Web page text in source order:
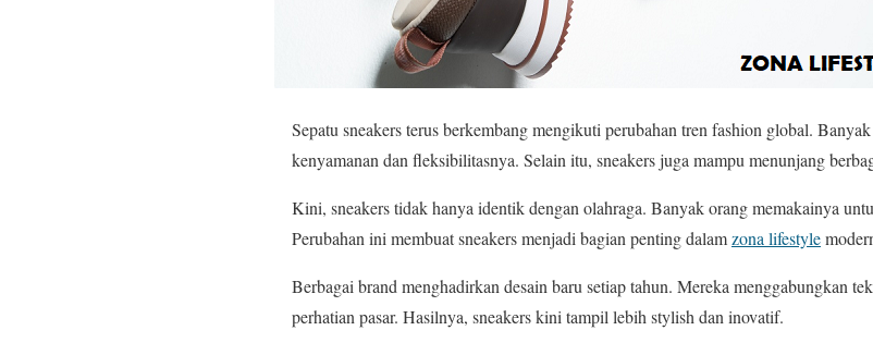
Sepatu sneakers terus berkembang mengikuti perubahan tren fashion global.
kenyamanan dan fleksibilitasnya. Selain itu, sneakers juga mampu menunjang
Kini, sneakers tidak hanya identik dengan olahraga. Banyak orang memakainya
Perubahan ini membuat sneakers menjadi bagian penting dalamzona lifestyle
Berbagai brand menghadirkan desain baru setiap tahun. Mereka menggabungkan
perhatian pasar. Hasilnya, sneakers kini tampil lebih stylish dan inovatif.